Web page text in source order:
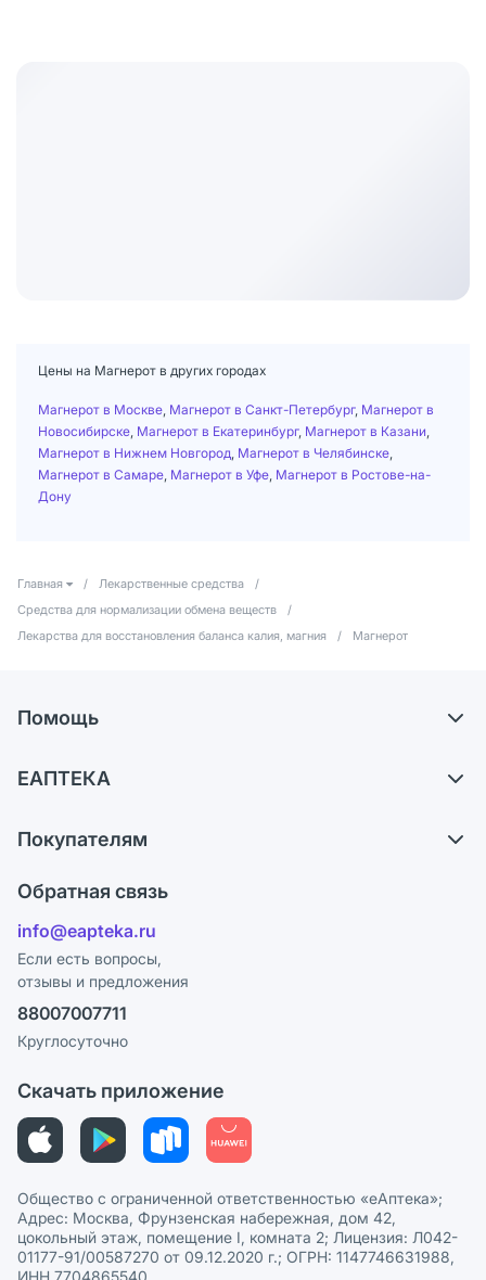
Цены на Магнерот в других городах
Магнерот в Москве Магнерот в Санкт-Петербург, Магнерот в
Новосибирске Магнерот в Екатеринбург, Магнерот в Казани
Магнерот в Нижнем Новгород Магнерот в Челябинске
Магнерот в Самаре Магнерот в Уфе Магнерот в Ростове-на-
Дону
Главная / Лекарственные средства
/
Средства для нормализации обмена веществ
/
Лекарства для восстановления баланса калия, магния
/ Магнерот
Помощь
Обмен и возврат
Блог
ЕАПТЕКА
Карьера
Поставщики
Лицензия
Реклама на сайте
Ваши товары на ЕАПТЕКЕ
Покупателям
Программа СберСпасибо
Политика конфиденциальности
Пользовательское соглашение
Политика рекомендаций
Этика и соответствие
Политика в отношении обработки персональных данных
Обратная связь
info@eapteka.ru
Если есть вопросы,
отзывы и предложения
88007007711
Круглосуточно
Скачать приложение
Общество с ограниченной ответственностью «еАптека»;
Адрес: Москва, Фрунзенская набережная, дом 42,
цокольный этаж, помещение I, комната 2; Лицензия: Л042-
01177-91/00587270 от 09.12.2020 г.; ОГРН: 1147746631988,
ИНН 7704865540